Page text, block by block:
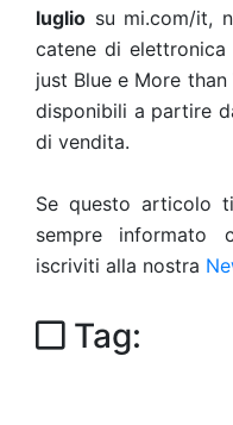
luglio su mi.com/it,
catene di
just Blue e More
disponibili a partire
di vendita.
Se questo articolo
sempre
iscriviti alla nostra
Tag: